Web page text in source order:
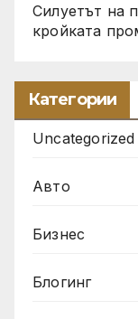
Силуетът на
кройката
Категории
Uncategorized
Авто
Бизнес
Блогинг